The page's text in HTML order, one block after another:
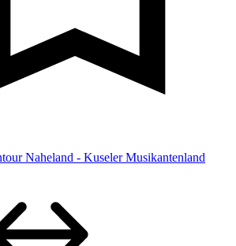
Naheland - Kuseler Musikantenland